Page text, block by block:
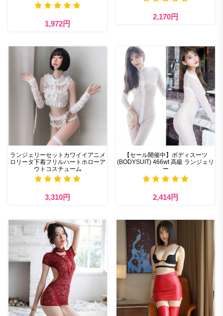
1,972円
2,170円
ランジェリーセットカワイイアニメ
ロリータ下着フリルハートホローア
ウトコスチューム
3,310円
【セール開催中】ボディスーツ
(BODYSUIT) 466wt 高級 ランジェリ
ー
2,414円